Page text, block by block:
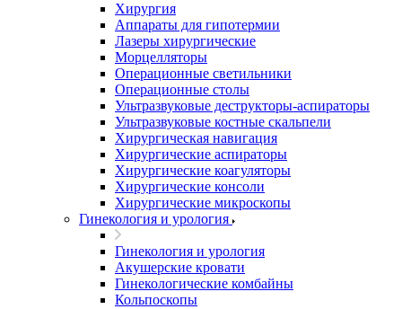
Хирургия
Аппараты для гипотермии
Лазеры хирургические
Морцелляторы
Операционные светильники
Операционные столы
Ультразвуковые деструкторы-аспираторы
Ультразвуковые костные скальпели
Хирургическая навигация
Хирургические аспираторы
Хирургические коагуляторы
Хирургические консоли
Хирургические микроскопы
Гинекология и урология
Гинекология и урология
Акушерские кровати
Гинекологические комбайны
Кольпоскопы